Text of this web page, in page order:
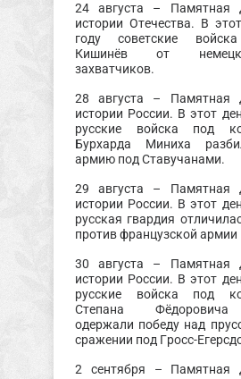
24 августа – Памятная
истории Отечества. В
году советские
Кишинёв от немецко-
захватчиков.
28 августа – Памятная
истории России. В этот
русские войска под
Бурхарда Миниха
армию под Ставучанами.
29 августа – Памятная
истории России. В этот
русская гвардия
против французской армии
30 августа – Памятная
истории России. В этот
русские войска под
Степана Фёдоровича
одержали победу над
сражении под Гросс-
2 сентября – Памятная